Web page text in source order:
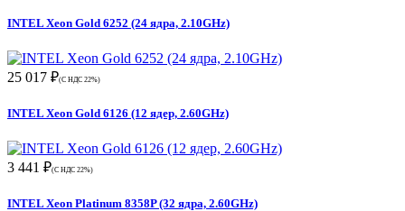
INTEL Xeon Gold 6252 (24 ядра, 2.10GHz)
25 017 ₽(С НДС 22%)
INTEL Xeon Gold 6126 (12 ядер, 2.60GHz)
3 441 ₽(С НДС 22%)
INTEL Xeon Platinum 8358P (32 ядра, 2.60GHz)